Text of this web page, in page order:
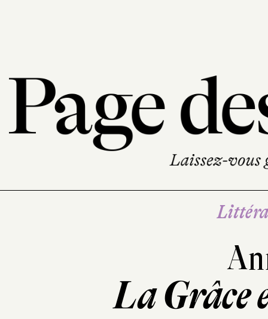
La Grâce